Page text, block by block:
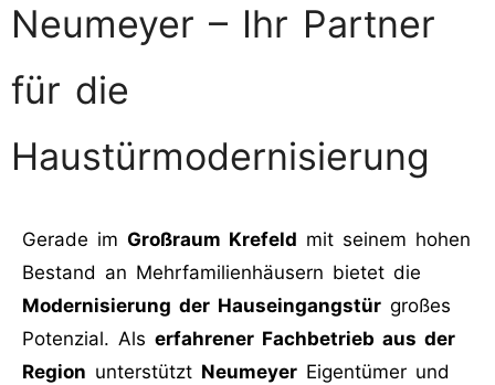
Neumeyer – Ihr Partner
für die
Haustürmodernisierung
Gerade im Großraum Krefeld mit seinem hohen
Bestand an Mehrfamilienhäusern bietet die
Modernisierung der Hauseingangstür großes
Potenzial. Als erfahrener Fachbetrieb aus der
Region unterstützt Neumeyer Eigentümer und